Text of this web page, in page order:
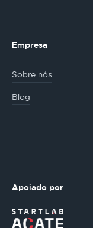
Empresa
Sobre nós
Blog
Apoiado por